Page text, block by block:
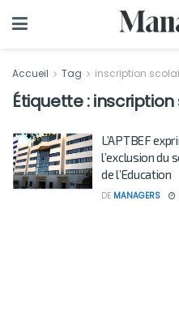
Accueil Tag inscription
Étiquette :
L’APTBEF
l’exclusion du
de l’Education
DE MANAGERS